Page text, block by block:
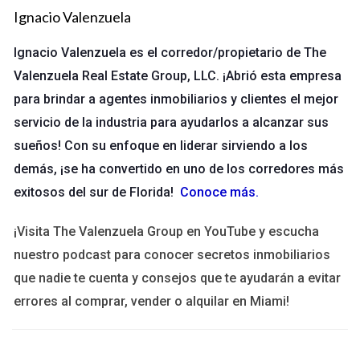
estacionalidad y las condiciones económicas generales.
Estacionalidad en Ventas
La estacionalidad juega un papel crucial en el mercado
inmobiliario de Florida. Generalmente, la mayor actividad se
observa entre los meses de enero y abril. Durante este
período, muchas personas buscan mudarse antes del inicio del
año escolar o aprovechar el clima cálido durante el invierno.
Esto significa que si estás pensando en vender tu propiedad,
atraer a más compradores potenciales. Además, la llegada de
turistas también impacta la dinámica del mercado; muchos
visitantes deciden comprar propiedades vacacionales
durante su estancia. Esto crea un ambiente propicio para las
Ignacio Valenzuela
Ignacio Valenzuela es el corredor/propietario de The
Valenzuela Real Estate Group, LLC. ¡Abrió esta empresa
para brindar a agentes inmobiliarios y clientes el mejor
servicio de la industria para ayudarlos a alcanzar sus
sueños! Con su enfoque en liderar sirviendo a los
demás, ¡se ha convertido en uno de los corredores más
exitosos del sur de Florida! Conoce más.
¡Visita The Valenzuela Group en YouTube y escucha
nuestro podcast para conocer secretos inmobiliarios
que nadie te cuenta y consejos que te ayudarán a evitar
errores al comprar, vender o alquilar en Miami!